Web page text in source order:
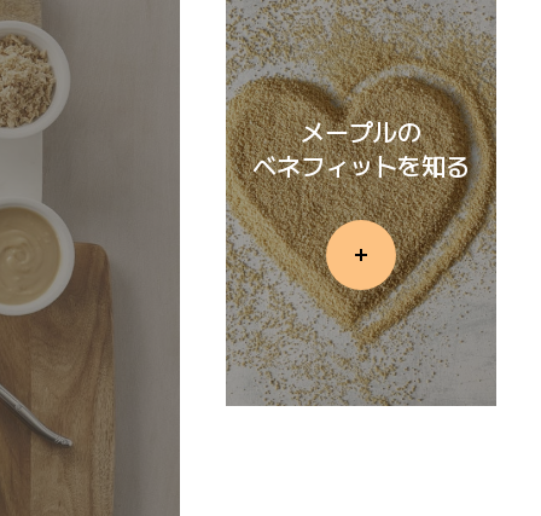
メープルの
ベネフィットを知る